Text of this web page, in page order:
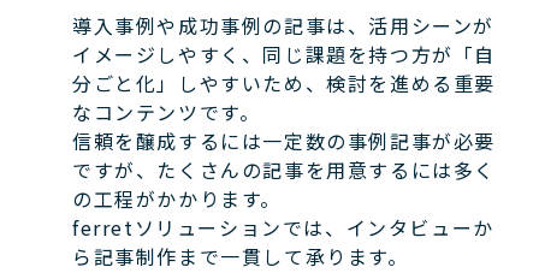
導入事例や成功事例の記事は、活用シーンが
イメージしやすく、同じ課題を持つ方が「自
分ごと化」しやすいため、検討を進める重要
なコンテンツです。
信頼を醸成するには一定数の事例記事が必要
ですが、たくさんの記事を用意するには多く
の工程がかかります。
ferretソリューションでは、インタビューか
ら記事制作まで一貫して承ります。